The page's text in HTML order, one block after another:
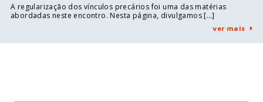
A regularização dos vínculos precários foi uma das matérias
abordadas neste encontro. Nesta página, divulgamos […]
ver mais